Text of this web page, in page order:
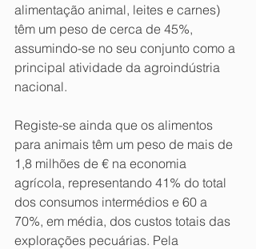
alimentação animal, leites e carnes)
têm um peso de cerca de 45%,
assumindo-se no seu conjunto como a
principal atividade da agroindústria
nacional.
Registe-se ainda que os alimentos
para animais têm um peso de mais de
1,8 milhões de € na economia
agrícola, representando 41% do total
dos consumos intermédios e 60 a
70%, em média, dos custos totais das
explorações pecuárias. Pela